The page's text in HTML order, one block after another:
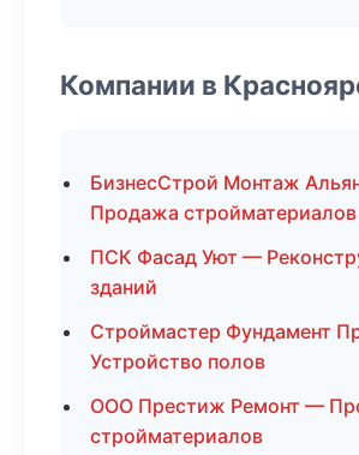
Компании в
БизнесСтрой Монтаж
Продажа стройматериалов
ПСК Фасад Уют —
зданий
Строймастер Фундамент
Устройство полов
ООО Престиж Ремонт —
стройматериалов